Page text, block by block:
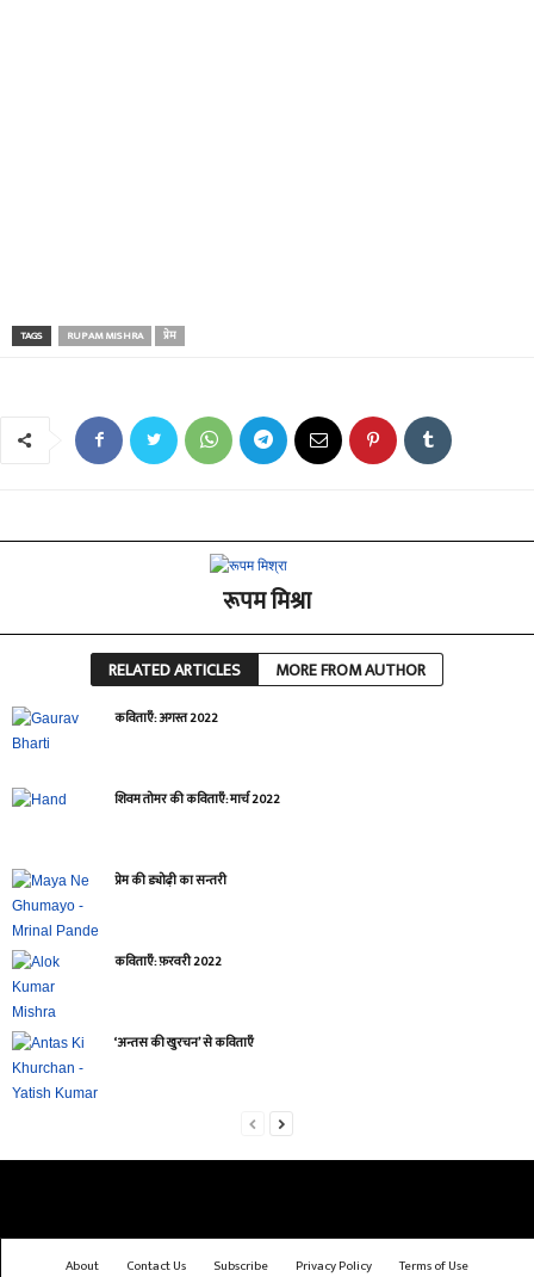
TAGS RUPAM MISHRA प्रेम
रूपम मिश्रा
RELATED ARTICLES MORE FROM AUTHOR
कविताएँ: अगस्त 2022
शिवम तोमर की कविताएँ: मार्च 2022
प्रेम की ड्योढ़ी का सन्तरी
कविताएँ: फ़रवरी 2022
‘अन्तस की खुरचन’ से कविताएँ
About Contact Us Subscribe Privacy Policy Terms of Use